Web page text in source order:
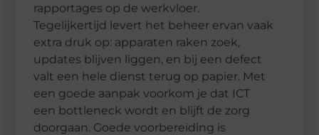
rapportages op de werkvloer.
Tegelijkertijd levert het beheer ervan vaak
extra druk op: apparaten raken zoek,
updates blijven liggen, en bij een defect
valt een hele dienst terug op papier. Met
een goede aanpak voorkom je dat ICT
een bottleneck wordt en blijft de zorg
doorgaan. Goede voorbereiding is